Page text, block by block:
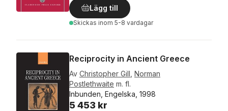
Lägg till
Skickas inom 5-8 vardagar
Reciprocity in Ancient Greece
Av Christopher Gill Norman
Postlethwaite m. fl.
Inbunden, Engelska, 1998
5 453 kr